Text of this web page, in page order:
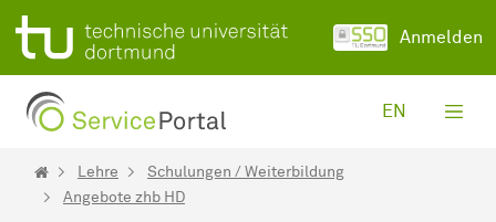
Zum Hauptinhalt springen
Anmelden
EN
Lehre
Schulungen / Weiterbildung
Angebote zhb HD